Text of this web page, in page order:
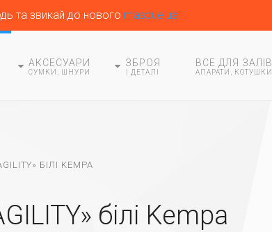
та звикай до нового masque.ua
АКСЕСУАРИ
СУМКИ, ШНУРИ
ЗБРОЯ
І ДЕТАЛІ
ВСЕ ДЛЯ ЗАЛІВ
АПАРАТИ, КОТУШКИ
БІЛІ KEMPA
білі Kempa